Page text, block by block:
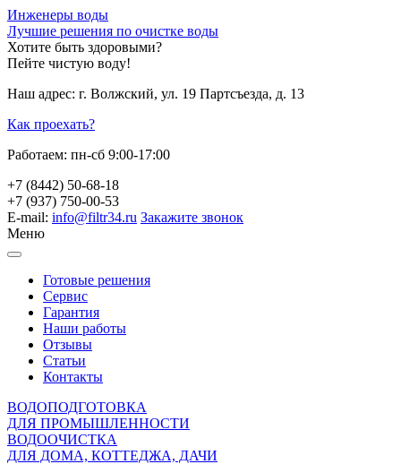
Инженеры воды
Лучшие решения по очистке воды
Хотите быть здоровыми?
Пейте чистую воду!
Наш адрес: г. Волжский, ул. 19 Партсъезда, д. 13
Как проехать?
Работаем: пн-сб 9:00-17:00
+7 (8442) 50-68-18
+7 (937) 750-00-53
E-mail: info@filtr34.ru Закажите звонок
Меню
Готовые решения
Сервис
Гарантия
Наши работы
Отзывы
Статьи
Контакты
ВОДОПОДГОТОВКА
ДЛЯ ПРОМЫШЛЕННОСТИ
ВОДООЧИСТКА
ДЛЯ ДОМА, КОТТЕДЖА, ДАЧИ